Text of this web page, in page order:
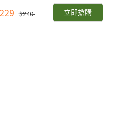
$240 立即搶購